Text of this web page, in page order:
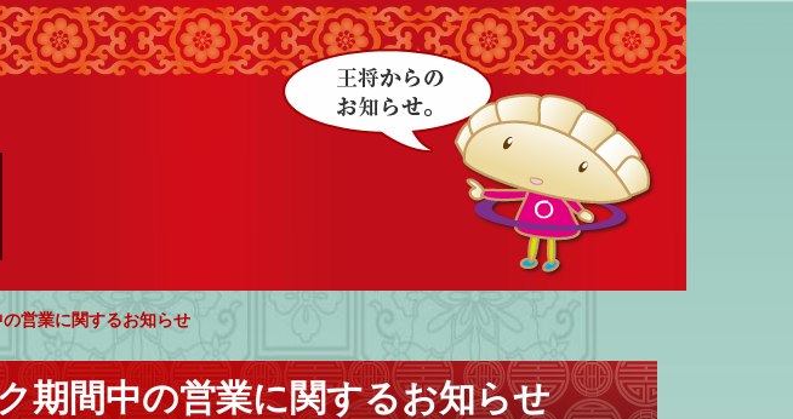
営業に関するお知らせ
期間中の営業に関するお知らせ